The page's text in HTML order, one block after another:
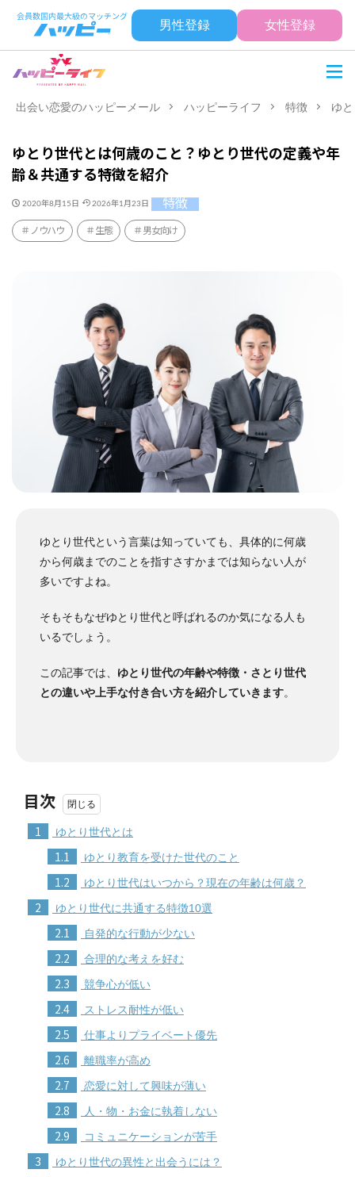
男性登録 女性登録
出会い恋愛のハッピーメール ハッピーライフ 特徴 ゆ
ゆとり世代とは何歳のこと？ゆとり世代の定義や年
齢＆共通する特徴を紹介
2020年8月15日 2026年1月23日 特徴
ノウハウ 生態 男女向け
ゆとり世代という言葉は知っていても、具体的に何歳
から何歳までのことを指すさすかまでは知らない人が
多いですよね。
そもそもなぜゆとり世代と呼ばれるのか気になる人も
いるでしょう。
この記事では、 ゆとり世代の年齢や特徴・さとり世代
との違いや上手な付き合い方を紹介していきます。
目次
1 ゆとり世代とは
1.1 ゆとり教育を受けた世代のこと
1.2 ゆとり世代はいつから？現在の年齢は何歳？
2 ゆとり世代に共通する特徴10選
2.1 自発的な行動が少ない
2.2 合理的な考えを好む
2.3 競争心が低い
2.4 ストレス耐性が低い
2.5 仕事よりプライベート優先
2.6 離職率が高め
2.7 恋愛に対して興味が薄い
2.8 人・物・お金に執着しない
2.9 コミュニケーションが苦手
3 ゆとり世代の異性と出会うには？